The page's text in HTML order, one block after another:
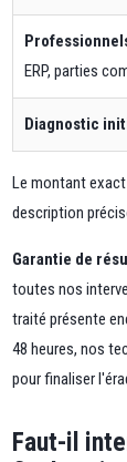
ERP, parties
Diagnostic
Le montant
description
Garantie de
toutes nos
traité présente
48 heures, nos
pour finaliser
Faut-il